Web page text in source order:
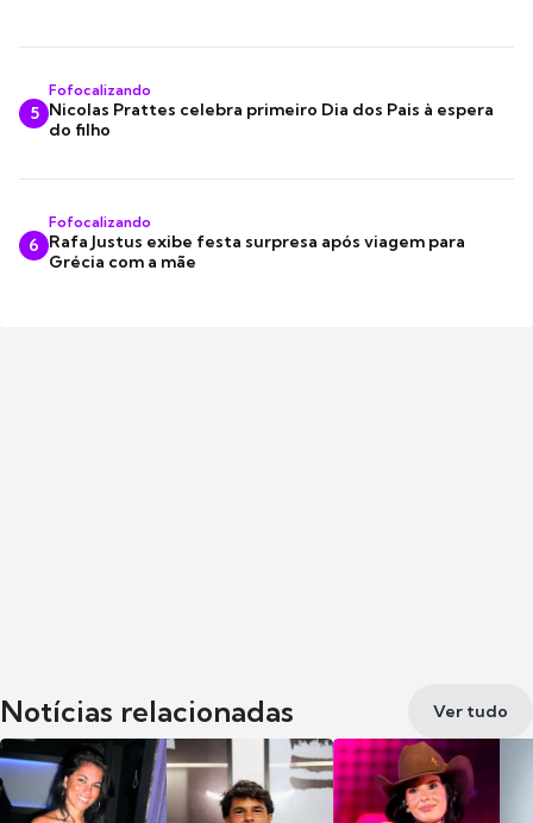
5
Fofocalizando
Nicolas Prattes celebra primeiro Dia dos Pais à espera
do filho
6
Fofocalizando
Rafa Justus exibe festa surpresa após viagem para
Grécia com a mãe
Notícias relacionadas Ver tudo